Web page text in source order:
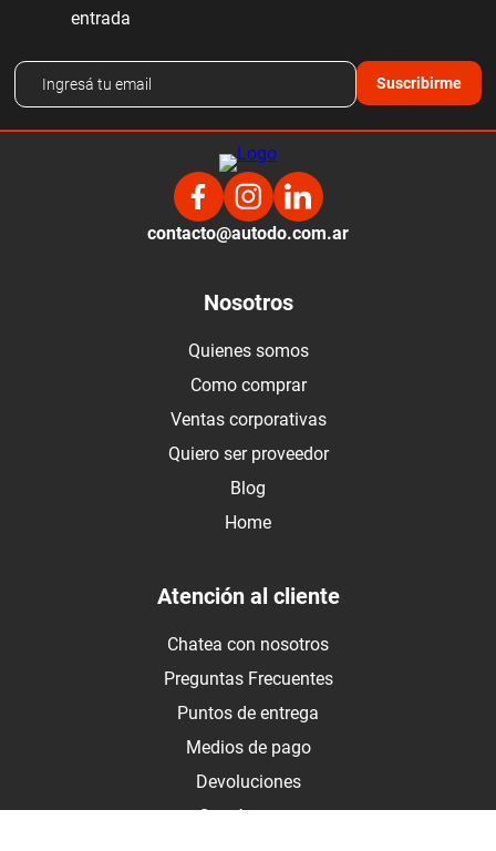
entrada
Suscribirme
contacto@autodo.com.ar
Nosotros
Quienes somos
Como comprar
Ventas corporativas
Quiero ser proveedor
Blog
Home
Atención al cliente
Chatea con nosotros
Preguntas Frecuentes
Puntos de entrega
Medios de pago
Devoluciones
Contáctanos